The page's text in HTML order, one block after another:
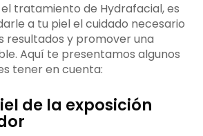
tratamiento de Hydrafacial, es
a tu piel el cuidado necesario
resultados y promover una
Aquí te presentamos algunos
tener en cuenta:
de la exposición